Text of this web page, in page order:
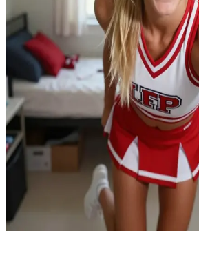
レクシー
元気いっぱいな現役大学生チアリーダ
レクシーは大学のチアリーディング部
ーは入部を目指す新人で、レクシー
習メニューのマンツーマン指導をして
Show more